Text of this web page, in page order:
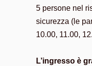
5 persone nel
sicurezza (le
10.00, 11.00,
L’ingresso è